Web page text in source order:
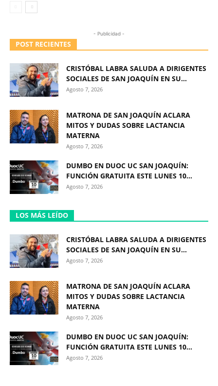
- Publicidad -
POST RECIENTES
CRISTÓBAL LABRA SALUDA A DIRIGENTES
SOCIALES DE SAN JOAQUÍN EN SU...
Agosto 7, 2026
MATRONA DE SAN JOAQUÍN ACLARA
MITOS Y DUDAS SOBRE LACTANCIA
MATERNA
Agosto 7, 2026
DUMBO EN DUOC UC SAN JOAQUÍN:
FUNCIÓN GRATUITA ESTE LUNES 10...
Agosto 7, 2026
LOS MÁS LEÍDO
CRISTÓBAL LABRA SALUDA A DIRIGENTES
SOCIALES DE SAN JOAQUÍN EN SU...
Agosto 7, 2026
MATRONA DE SAN JOAQUÍN ACLARA
MITOS Y DUDAS SOBRE LACTANCIA
MATERNA
Agosto 7, 2026
DUMBO EN DUOC UC SAN JOAQUÍN:
FUNCIÓN GRATUITA ESTE LUNES 10...
Agosto 7, 2026